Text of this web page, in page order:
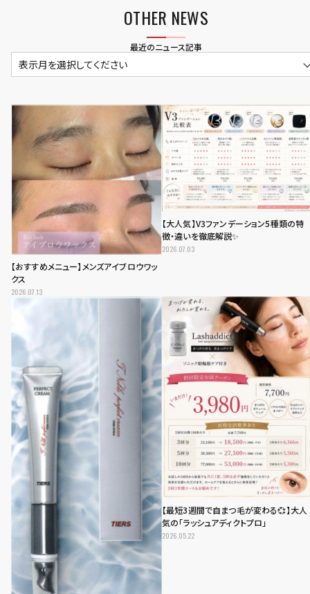
OTHER NEWS
最近のニュース記事
表示月を選択してください
【おすすめメニュー】メンズアイブロウワッ
クス
2026.07.13
【大人気】V3ファンデーション5種類の特
徴・違いを徹底解説✨
2026.07.03
【最短3週間で自まつ毛が変わる💞】大人
気の「ラッシュアディクトプロ」
2026.05.22